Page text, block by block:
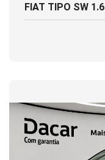
FIAT TIPO SW